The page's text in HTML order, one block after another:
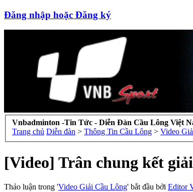
Đăng nhập hoặc Đăng ký
Vnbadminton -Tin Tức - Diễn Đàn Cầu Lông Việt
Trang chủ Diễn đàn > Thông Tin Cầu Lông > Video
[Video] Trân chung kết
Thảo luận trong 'Video Giải Cầu Lông' bắt đầu bởi Editor